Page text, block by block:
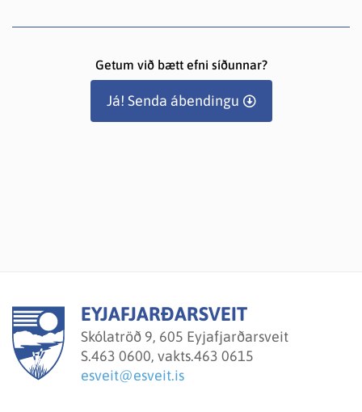
Getum við bætt efni síðunnar?
Já! Senda ábendingu
EYJAFJARÐARSVEIT
Skólatröð 9, 605 Eyjafjarðarsveit
S.463 0600, vakts.463 0615
esveit@esveit.is